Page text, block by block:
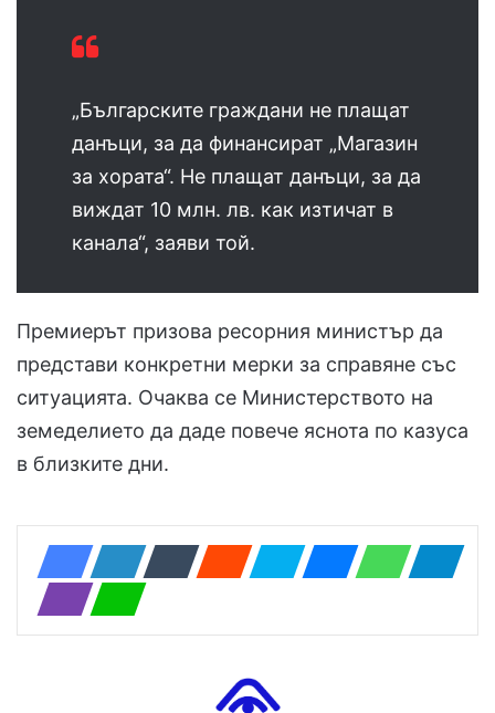
„Българските граждани не плащат
данъци, за да финансират „Магазин
за хората“. Не плащат данъци, за да
виждат 10 млн. лв. как изтичат в
канала“, заяви той.
Премиерът призова ресорния министър да
представи конкретни мерки за справяне със
ситуацията. Очаква се Министерството на
земеделието да даде повече яснота по казуса
в близките дни.